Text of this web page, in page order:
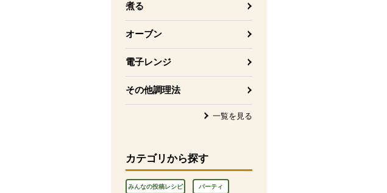
煮る
オーブン
電子レンジ
その他調理法
一覧を見る
カテゴリから探す
みんなの投稿レシピ パーティ